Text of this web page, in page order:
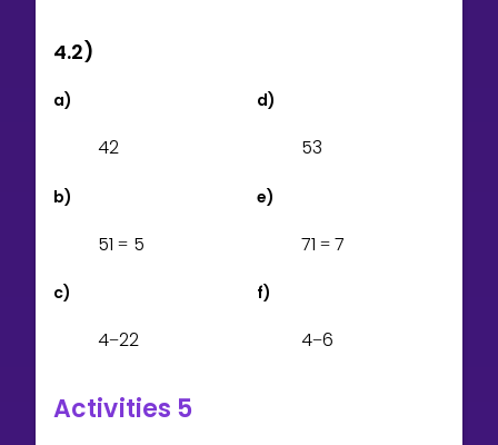
4.2)
a)
42
b)
51 = 5
c)
4−22
d)
53
e)
71 = 7
f)
4−6
Activities 5